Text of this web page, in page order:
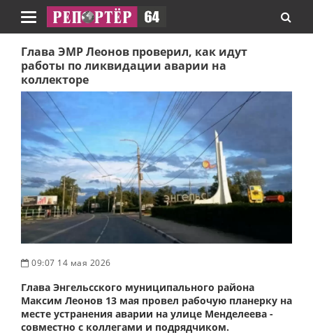
Навигация
Глава ЭМР Леонов проверил, как идут
работы по ликвидации аварии на
коллекторе
09:07 14 мая 2026
Глава Энгельсского муниципального района
Максим Леонов 13 мая провел рабочую планерку на
месте устранения аварии на улице Менделеева -
совместно с коллегами и подрядчиком.